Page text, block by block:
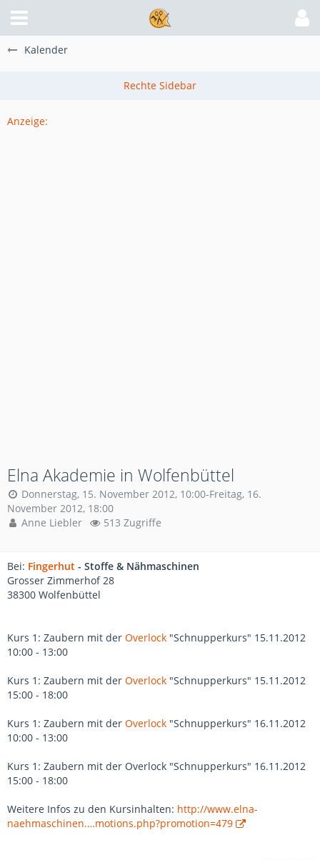
Kalender
Anzeige:
Elna Akademie in Wolfenbüttel
Donnerstag, 15. November 2012, 10:00-Freitag, 16.
November 2012, 18:00
Anne Liebler
513 Zugriffe
Bei: Fingerhut - Stoffe & Nähmaschinen
Grosser Zimmerhof 28
38300 Wolfenbüttel
Kurs 1: Zaubern mit der Overlock "Schnupperkurs" 15.11.2012
10:00 - 13:00
Kurs 1: Zaubern mit der Overlock "Schnupperkurs" 15.11.2012
15:00 - 18:00
Kurs 1: Zaubern mit der Overlock "Schnupperkurs" 16.11.2012
10:00 - 13:00
Kurs 1: Zaubern mit der Overlock "Schnupperkurs" 16.11.2012
15:00 - 18:00
Weitere Infos zu den Kursinhalten: http://www.elna-
naehmaschinen.…motions.php?promotion=479